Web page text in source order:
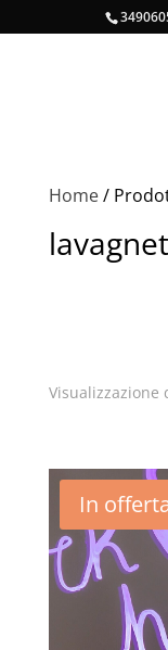
Home/
Visualizzazione
In